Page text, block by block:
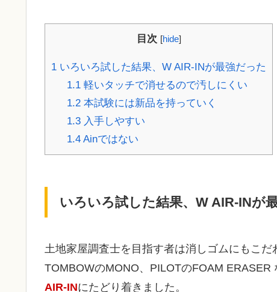
目次 [hide]
1 いろいろ試した結果、W AIR-INが最強だった
1.1軽いタッチで消せるので汚しにくい
1.2本試験には新品を持っていく
1.3入手しやすい
1.4Ainではない
いろいろ試した結果、W AIR-INが
土地家屋調査士を目指す者は消しゴムにもこ
TOMBOWのMONO、PILOTのFOAM
AIR-INにたどり着きました。